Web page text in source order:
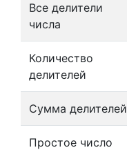
Все делители
числа
Количество
делителей
Сумма делителей
Простое число